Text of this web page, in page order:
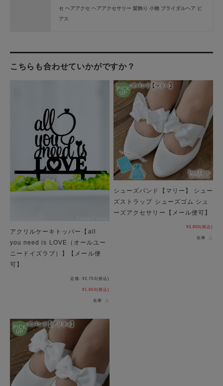
セ ヘアアクセ ヘアアクセサリー 髪飾り 小物 ブライダルヘア ピ
アス
こちらも合わせていかがですか？
アクリルケーキトッパー【all
you need is LOVE（オールユー
ニードイズラブ）】【メール便
可】
定価: ¥2,750(税込)
¥1,650(税込)
在庫 △
シューズバンド【マリー】 シュー
ズストラップ シューズゴム シュ
ーズアクセサリー【メール便可】
¥3,850(税込)
在庫 △